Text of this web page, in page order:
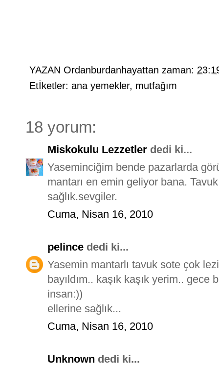
YAZAN Ordanburdanhayattan zaman:
Etİketler: ana yemekler, mutfağım
18 yorum:
Miskokulu Lezzetler dedi ki...
Yaseminciğim bende pazarlarda
mantarı en emin geliyor bana.
sağlık.sevgiler.
Cuma, Nisan 16, 2010
pelince dedi ki...
Yasemin mantarlı tavuk sote çok
bayıldım.. kaşık kaşık yerim.. gece
insan:))
ellerine sağlık...
Cuma, Nisan 16, 2010
Unknown dedi ki...